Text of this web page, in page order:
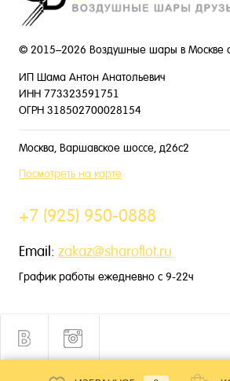
© 2015–2026 Воздушные шары в Москве с
ИП Шама Антон Анатольевич
ИНН 773323591751
ОГРН 318502700028154
Москва, Варшавское шоссе, д26с2
Посмотреть на карте
+7 (925) 950-0888
Email: zakaz@sharoflot.ru
График работы ежедневно с 9-22ч